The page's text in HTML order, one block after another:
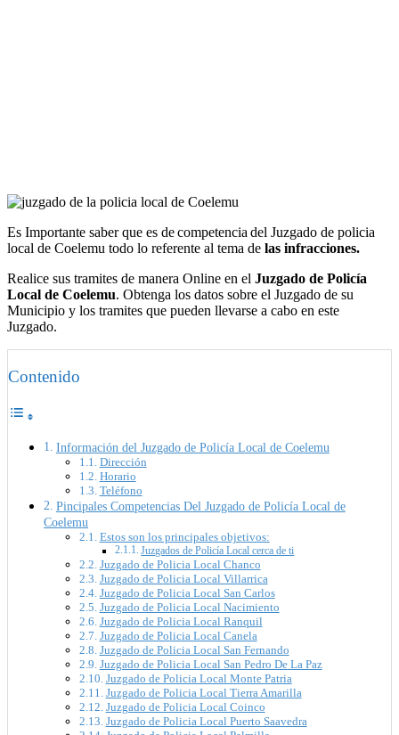
Es Importante saber que es de competencia del Juzgado de policia
local de Coelemu todo lo referente al tema de las infracciones.
Realice sus tramites de manera Online en el Juzgado de Policía
Local de Coelemu. Obtenga los datos sobre el Juzgado de su
Municipio y los tramites que pueden llevarse a cabo en este
Juzgado.
Contenido
Información del Juzgado de Policía Local de Coelemu
Dirección
Horario
Teléfono
Pincipales Competencias Del Juzgado de Policía Local de
Coelemu
Estos son los principales objetivos:
Juzgados de Policía Local cerca de ti
Juzgado de Policia Local Chanco
Juzgado de Policia Local Villarrica
Juzgado de Policia Local San Carlos
Juzgado de Policia Local Nacimiento
Juzgado de Policia Local Ranquil
Juzgado de Policia Local Canela
Juzgado de Policia Local San Fernando
Juzgado de Policia Local San Pedro De La Paz
Juzgado de Policia Local Monte Patria
Juzgado de Policia Local Tierra Amarilla
Juzgado de Policia Local Coinco
Juzgado de Policia Local Puerto Saavedra